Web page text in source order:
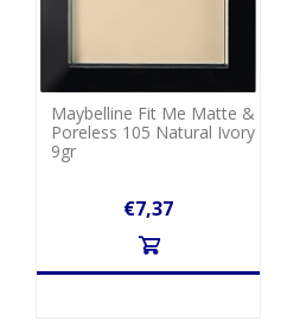
Maybelline Fit Me Matte &
Poreless 105 Natural Ivory
9gr
€7,37